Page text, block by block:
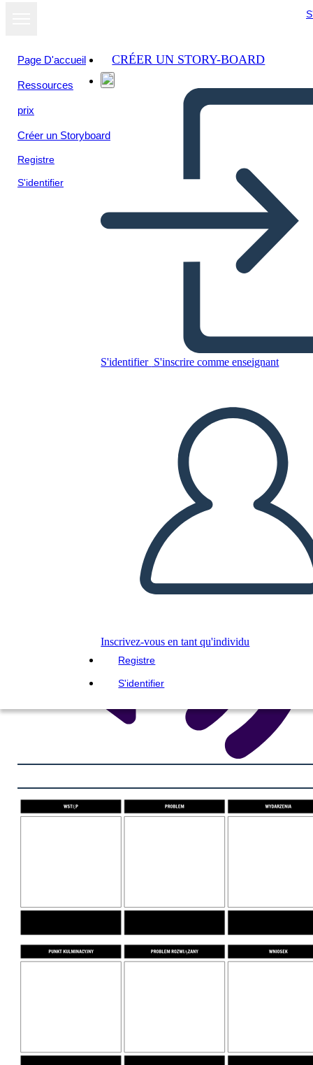
Page D'accueil
Ressources
prix
Créer un Storyboard
Registre
S'identifier
CRÉER UN STORY-BOARD
S'identifier S'inscrire comme enseignant
Inscrivez-vous en tant qu'individu
Registre
S'identifier
Wprowadzenie do
Podsumowania
CRÉER UN STORYBOARD
LIRE LE DIAPORAMA
LIS-MOI
Afficher sous
forme de